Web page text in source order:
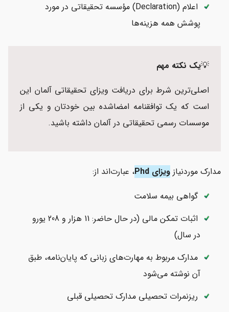
اعلام (Declaration) مؤسسه تحقیقاتی در مورد
پوشش همه هزینه‌ها
💡یک نکته مهم
اصلی‌ترین شرط برای دریافت ویزای تحقیقاتی آلمان این
است که یک توافقنامه امضاشده بین خودتان و یکی از
موسسات رسمی تحقیقاتی در آلمان داشته باشید.
مدارک موردنیاز ویزای Phd
، عبارت‌اند از:
گواهی بیمه سلامت
اثبات تمکن مالی (در حال حاضر: 11 هزار و 208 یورو
در سال)
مدارک مربوط به مهارت‌های زبانی که پایان‌نامه، طبق
آن نوشته می‌شود
ریزنمرات تحصیلی مدارک تحصیلی قبلی